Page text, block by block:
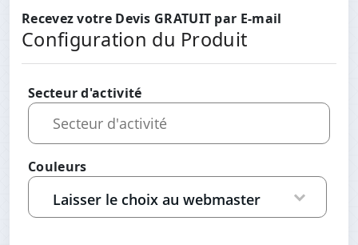
Recevez votre Devis GRATUIT par E-mail
Configuration du Produit
Secteur d'activité
Couleurs